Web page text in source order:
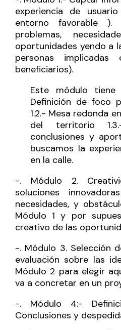
experiencia de
entorno favorable ).
problemas,
oportunidades yendo a
personas
beneficiarios).
Este módulo tiene
Definición de foco
1.2.- Mesa redonda
del territorio
conclusiones y
buscamos la
en la calle.
-. Módulo 2.
soluciones
necesidades, y
Módulo 1 y por
creativo de las
-. Módulo 3. Selección
evaluación sobre las
Módulo 2 para elegir
va a concretar en un
-. Módulo 4:-
Conclusiones y